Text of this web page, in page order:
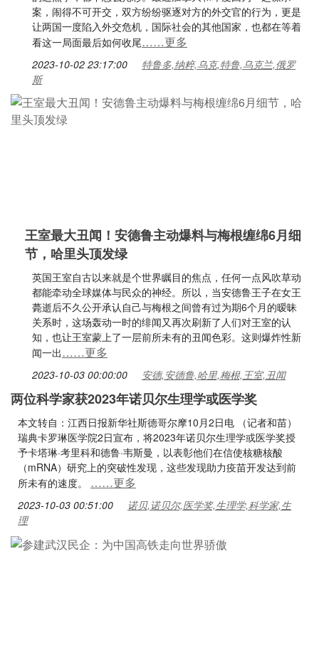
案，闹得不可开交，双方纷纷驱逐对方的外交官的行为，更是
让两国一度陷入外交危机，国际社会的其他国家，也都在等着
看这一局面最后如何收尾……更多
2023-10-02 23:17:00
特鲁多,纳粹,乌克,特鲁,乌克兰,俄罗
斯
王室最大丑闻！安德鲁主动爆料与梅根缠绵6月细
节，哈里头顶发绿
英国王室自古以来就是个世界瞩目的焦点，任何一点风吹草动
都能牵动全球媒体与民众的神经。所以，当安德鲁王子在女王
薨逝后不久公开承认自己与梅根之间曾有过为期6个月的暧昧
关系时，这场轰动一时的绯闻又再次刷新了人们对王室的认
知，也让王室蒙上了一层前所未有的丑闻色彩。这则爆炸性新
闻一出……更多
2023-10-03 00:00:00 安德,安德鲁,哈里,梅根,王室,丑闻
两位科学家获2023年诺贝尔生理学或医学奖
本文转自：江西日报新华社斯德哥尔摩10月2日电 （记者和苗）
瑞典卡罗琳医学院2日宣布，将2023年诺贝尔生理学或医学奖授
予卡塔琳·考里科和德鲁·韦斯曼，以表彰他们在信使核糖核酸
（mRNA）研究上的突破性发现，这些发现助力疫苗开发达到前
所未有的速度。 ……更多
2023-10-03 00:51:00
诺贝,诺贝尔,医学奖,生理学,科学家,生
理